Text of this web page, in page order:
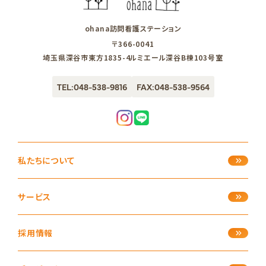
ohana訪問看護ステーション
〒366-0041
埼玉県深谷市東方1835-4ルミエール深谷B棟103号室
TEL:048-538-9816 FAX:048-538-9564
私たちについて
サービス
採用情報